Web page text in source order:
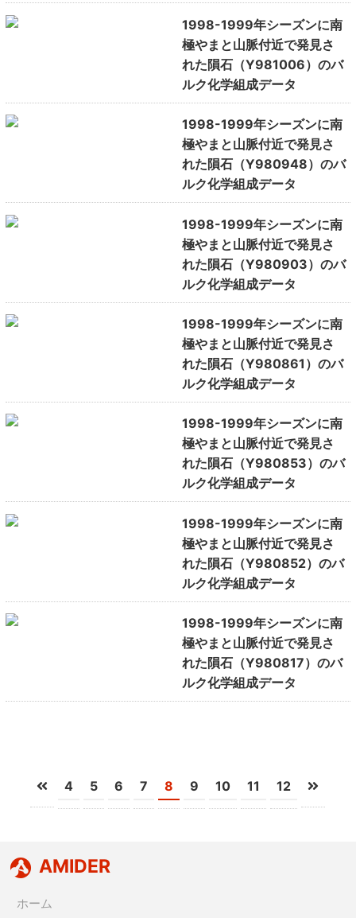
1998-1999年シーズンに南
極やまと山脈付近で発見さ
れた隕石（Y981006）のバ
ルク化学組成データ
1998-1999年シーズンに南
極やまと山脈付近で発見さ
れた隕石（Y980948）のバ
ルク化学組成データ
1998-1999年シーズンに南
極やまと山脈付近で発見さ
れた隕石（Y980903）のバ
ルク化学組成データ
1998-1999年シーズンに南
極やまと山脈付近で発見さ
れた隕石（Y980861）のバ
ルク化学組成データ
1998-1999年シーズンに南
極やまと山脈付近で発見さ
れた隕石（Y980853）のバ
ルク化学組成データ
1998-1999年シーズンに南
極やまと山脈付近で発見さ
れた隕石（Y980852）のバ
ルク化学組成データ
1998-1999年シーズンに南
極やまと山脈付近で発見さ
れた隕石（Y980817）のバ
ルク化学組成データ
4 5 6 7 8 9 10 11 12
AMIDER
ホーム